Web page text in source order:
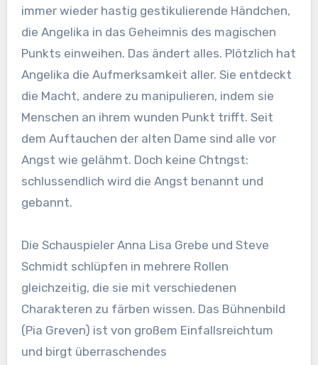
immer wieder hastig gestikulierende Händchen,
die Angelika in das Geheimnis des magischen
Punkts einweihen. Das ändert alles. Plötzlich hat
Angelika die Aufmerksamkeit aller. Sie entdeckt
die Macht, andere zu manipulieren, indem sie
Menschen an ihrem wunden Punkt trifft. Seit
dem Auftauchen der alten Dame sind alle vor
Angst wie gelähmt. Doch keine Chtngst:
schlussendlich wird die Angst benannt und
gebannt.
Die Schauspieler Anna Lisa Grebe und Steve
Schmidt schlüpfen in mehrere Rollen
gleichzeitig, die sie mit verschiedenen
Charakteren zu färben wissen. Das Bühnenbild
(Pia Greven) ist von großem Einfallsreichtum
und birgt überraschendes